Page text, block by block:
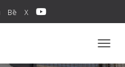
Bē X